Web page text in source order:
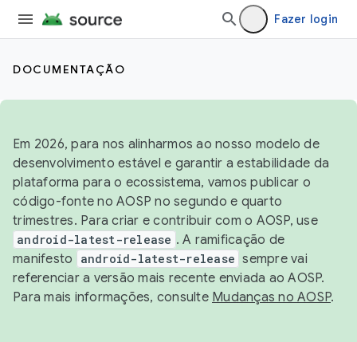
Fazer login
DOCUMENTAÇÃO
Em 2026, para nos alinharmos ao nosso modelo de
desenvolvimento estável e garantir a estabilidade da
plataforma para o ecossistema, vamos publicar o
código-fonte no AOSP no segundo e quarto
trimestres. Para criar e contribuir com o AOSP, use
android-latest-release . A ramificação de
manifesto
android-latest-release sempre vai
referenciar a versão mais recente enviada ao AOSP.
Para mais informações, consulte Mudanças no AOSP.